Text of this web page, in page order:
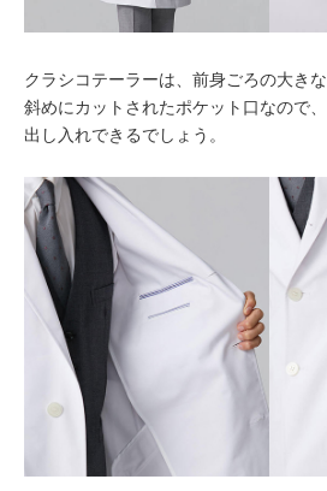
クラシコテーラーは、前身ごろの大き
斜めにカットされたポケット口なので
出し入れできるでしょう。